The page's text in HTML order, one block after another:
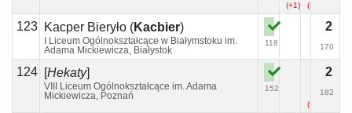
(+1)
(+4)
123 Kacper Bieryło (Kacbier)
I Liceum Ogólnokształcące w Białymstoku im.
Adama Mickiewicza, Białystok
118
2
170
124 [Hekaty]
VIII Liceum Ogólnokształcące im. Adama
Mickiewicza, Poznań
152
(+4)
2
182